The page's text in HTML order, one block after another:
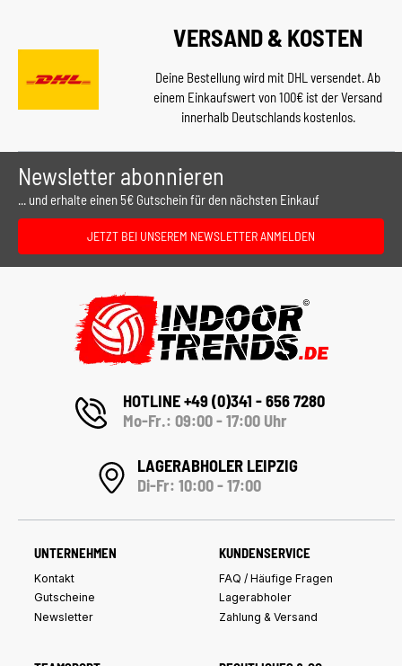
VERSAND & KOSTEN
Deine Bestellung wird mit DHL versendet. Ab
einem Einkaufswert von 100€ ist der Versand
innerhalb Deutschlands kostenlos.
Newsletter abonnieren
... und erhalte einen 5€ Gutschein für den nächsten Einkauf
JETZT BEI UNSEREM NEWSLETTER ANMELDEN
HOTLINE +49 (0)341 - 656 7280
Mo-Fr.: 09:00 - 17:00 Uhr
LAGERABHOLER LEIPZIG
Di-Fr: 10:00 - 17:00
UNTERNEHMEN
Kontakt
Gutscheine
Newsletter
KUNDENSERVICE
FAQ / Häufige Fragen
Lagerabholer
Zahlung & Versand